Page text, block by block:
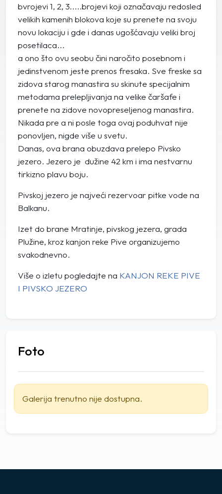
bvrojevi 1, 2, 3.....brojevi koji označavaju redosled
velikih kamenih blokova koje su prenete na svoju
novu lokaciju i gde i danas ugošćavaju veliki broj
posetilaca...
a ono što ovu seobu čini naročito posebnom i
jedinstvenom jeste prenos fresaka. Sve freske sa
zidova starog manastira su skinute specijalnim
metodama prelepljivanja na velike čaršafe i
prenete na zidove novopreseljenog manastira.
Nikada pre a ni posle toga ovaj poduhvat nije
ponovljen, nigde više u svetu.
Danas, ova brana obuzdava prelepo Pivsko
jezero. Jezero je dužine 42 km i ima nestvarnu
tirkizno plavu boju.
Pivskoj jezero je najveći rezervoar pitke vode na
Balkanu.
Izet do brane Mratinje, pivskog jezera, grada
Plužine, kroz kanjon reke Pive organizujemo
svakodnevno.
Više o izletu pogledajte na KANJON REKE PIVE
I PIVSKO JEZERO
Foto
Galerija trenutno nije dostupna.